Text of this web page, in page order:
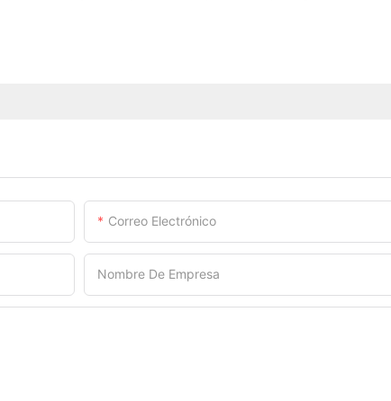
Correo Electrónico
Nombre De Empresa